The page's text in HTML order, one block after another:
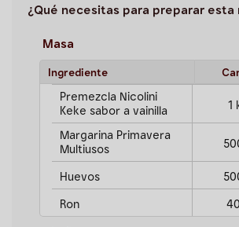
¿Qué necesitas para preparar esta
Masa
Ingrediente
Premezcla Nicolini
Keke sabor a vainilla
1
Margarina Primavera
Multiusos
Huevos
Ron